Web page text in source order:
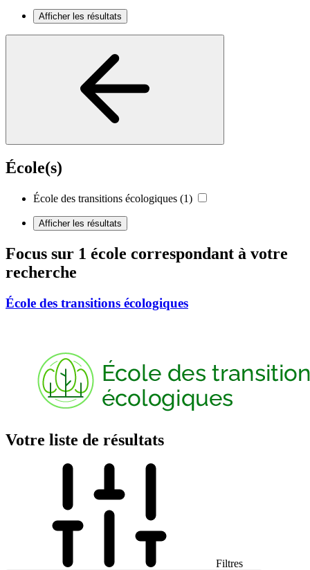
Afficher les résultats
École(s)
École des transitions écologiques (1)
Afficher les résultats
Focus sur 1 école correspondant à votre
recherche
École des transitions écologiques
Votre liste de résultats
Filtres